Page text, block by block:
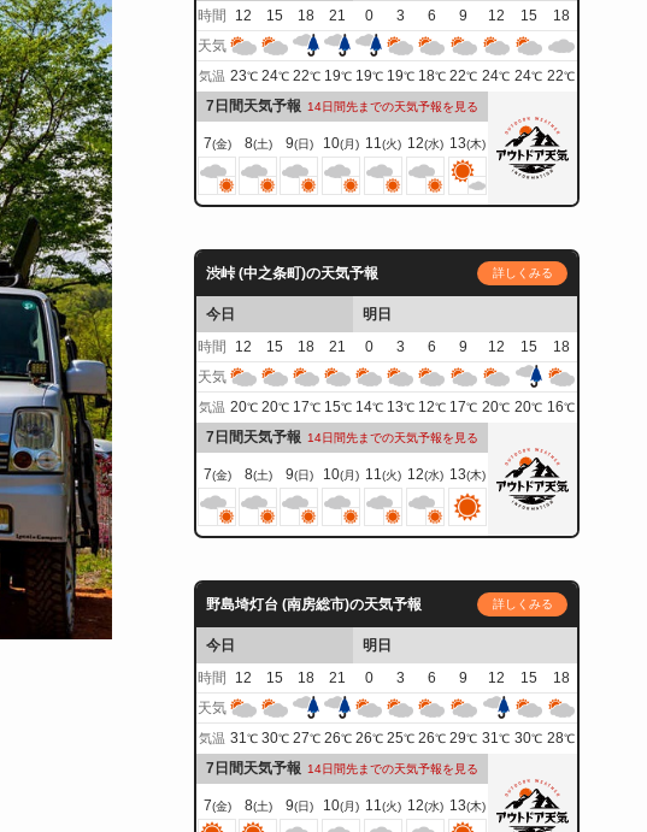
時間
12 15 18 21 0 3 6 9 12 15
18
天気
気温 23℃ 24℃ 22℃ 19℃ 19℃ 19℃ 18℃ 22℃ 24℃ 24℃ 22℃
7日間天気予報 14日間先までの天気予報を見る
7(金) 8(土) 9(日) 10(月) 11(火) 12(水) 13(木)
渋峠 (中之条町)の天気予報 詳しくみる
今日
明日
時間
12 15 18 21 0 3 6 9 12 15
18
天気
気温 20℃ 20℃ 17℃ 15℃ 14℃ 13℃ 12℃ 17℃ 20℃ 20℃ 16℃
7日間天気予報 14日間先までの天気予報を見る
7(金) 8(土) 9(日) 10(月) 11(火) 12(水) 13(木)
野島埼灯台 (南房総市)の天気予報 詳しくみる
今日
明日
時間
12 15 18 21 0 3 6 9 12 15
18
天気
気温 31℃ 30℃ 27℃ 26℃ 26℃ 25℃ 26℃ 29℃ 31℃ 30℃ 28℃
7日間天気予報 14日間先までの天気予報を見る
7(金) 8(土) 9(日) 10(月) 11(火) 12(水) 13(木)